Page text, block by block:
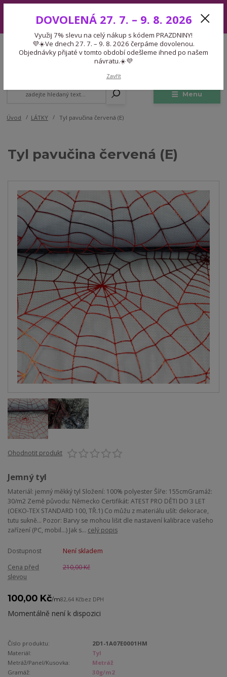
7. – 9. 8. 2026 čerpáme dovolenou. Objednávky přijaté v tomto období
odešleme ihned po našem návratu.☀️💜
Menu
CZK
Expedice 775 866 913
Po-Čt 9-15:30 Pá 9-14:30 Pauza 13-13:45
Úvod LÁTKY Tyl pavučina červená (E)
Tyl pavučina červená (E)
Ohodnotit produkt
Jemný tyl
Materiál: jemný měkký tyl Složení: 100% polyester Šíře: 155cmGramáž:
30/m2 Země původu: Německo Certifikát: ATEST PRO DĚTI DO 3 LET
(OEKO-TEX STANDARD 100, TŘ.1) Co můžu z materiálu ušít: dekorace,
tutu sukně... Pozor: Barvy se mohou lišit dle nastavení kalibrace vašeho
zařízení (PC, mobil...) Jak s... celý popis
Dostupnost
Není skladem
Cena před
slevou
210,00 Kč
100,00 Kč/m82,64 Kčbez DPH
Momentálně není k dispozici
Číslo produktu:
2D1-1A07E0001HM
Materiál:
Tyl
Metráž/Panel/Kusovka:
Metráž
Gramáž:
30g/m2
DOVOLENÁ 27. 7. – 9. 8. 2026
Využij 7% slevu na celý nákup s kódem PRAZDNINY!
💜☀️Ve dnech 27. 7. – 9. 8. 2026 čerpáme dovolenou.
Objednávky přijaté v tomto období odešleme ihned po našem
návratu.☀️💜
Zavřít